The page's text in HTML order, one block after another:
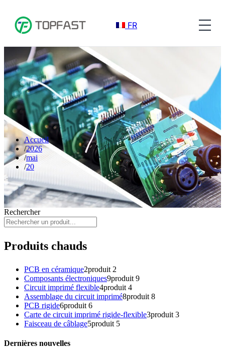
FR
Accueil
2026
mai
20
Rechercher
Produits chauds
PCB en céramique2produit 2
Composants électroniques9produit 9
Circuit imprimé flexible4produit 4
Assemblage du circuit imprimé8produit 8
PCB rigide6produit 6
Carte de circuit imprimé rigide-flexible3produit 3
Faisceau de câblage5produit 5
Dernières nouvelles